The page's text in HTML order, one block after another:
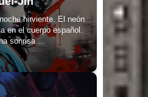
hirviente. El neón
en el cuerpo español.
sonrisa ...